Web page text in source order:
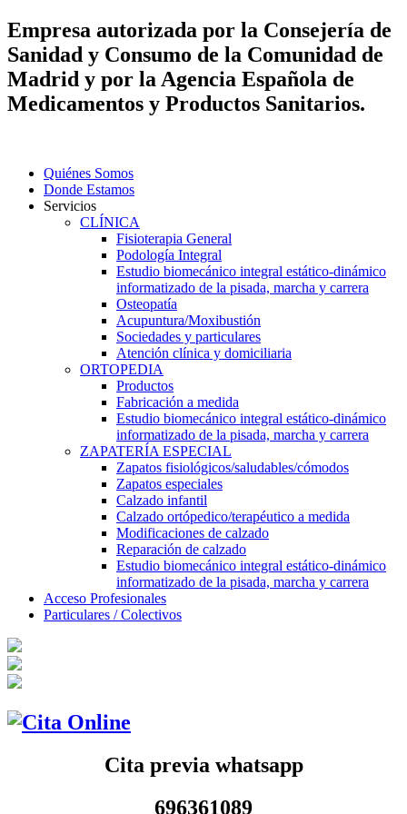
Empresa autorizada por la Consejería de
Sanidad y Consumo de la Comunidad de
Madrid y por la Agencia Española de
Medicamentos y Productos Sanitarios.
Quiénes Somos
Donde Estamos
Servicios
CLÍNICA
Fisioterapia General
Podología Integral
Estudio biomecánico integral estático-dinámico
informatizado de la pisada, marcha y carrera
Osteopatía
Acupuntura/Moxibustión
Sociedades y particulares
Atención clínica y domiciliaria
ORTOPEDIA
Productos
Fabricación a medida
Estudio biomecánico integral estático-dinámico
informatizado de la pisada, marcha y carrera
ZAPATERÍA ESPECIAL
Zapatos fisiológicos/saludables/cómodos
Zapatos especiales
Calzado infantil
Calzado ortópedico/terapéutico a medida
Modificaciones de calzado
Reparación de calzado
Estudio biomecánico integral estático-dinámico
informatizado de la pisada, marcha y carrera
Acceso Profesionales
Particulares / Colectivos
Cita previa whatsapp
696361089